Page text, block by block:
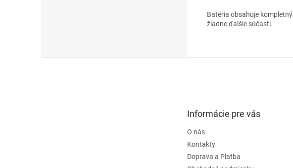
Batéria obsahuje kompletný
žiadne ďalšie súčasti.
Informácie pre vás
O nás
Kontakty
Doprava a Platba